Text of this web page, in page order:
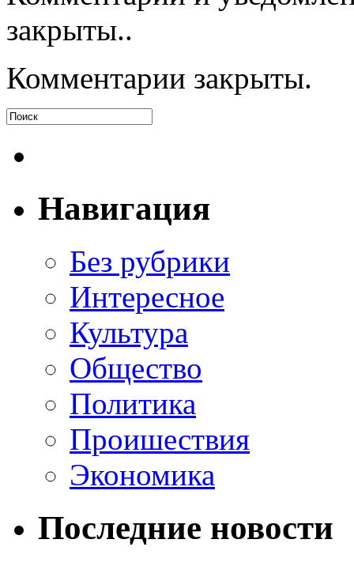
закрыты..
Комментарии закрыты.
Навигация
Без рубрики
Интересное
Культура
Общество
Политика
Проишествия
Экономика
Последние новости